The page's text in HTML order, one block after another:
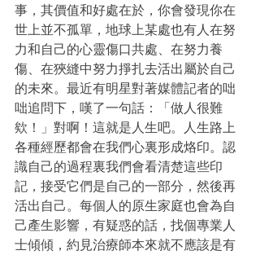
事，其價值和好處在於，你會發現你在
世上並不孤單，地球上某處也有人在努
力和自己的心靈傷口共處、在努力養
傷、在狹縫中努力掙扎去活出屬於自己
的未來。最近有明星對著媒體記者的咄
咄追問下，嘆了一句話：「做人很難
欸！」對啊！這就是人生吧。人生路上
各種經歷都會在我們心裏形成烙印。認
識自己的過程裏我們會看清楚這些印
記，接受它們是自己的一部分，然後再
活出自己。每個人的原生家庭也會為自
己產生影響，有疑惑的話，找個專業人
士傾傾，約見治療師本來就不應該是有